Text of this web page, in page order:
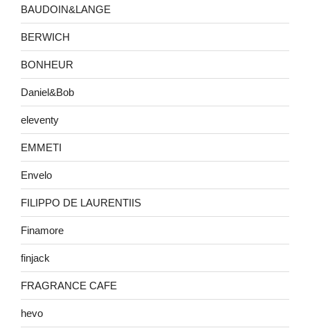
BAUDOIN&LANGE
BERWICH
BONHEUR
Daniel&Bob
eleventy
EMMETI
Envelo
FILIPPO DE LAURENTIIS
Finamore
finjack
FRAGRANCE CAFE
hevo